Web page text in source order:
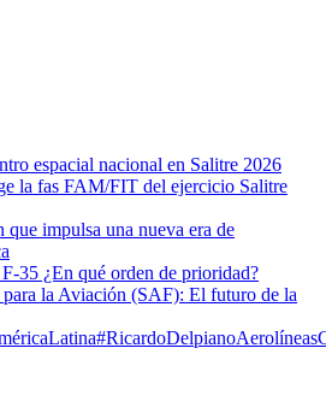
espacial nacional en Salitre 2026
la fas FAM/FIT del ejercicio Salitre
impulsa una nueva era de
35 ¿En qué orden de prioridad?
para la Aviación (SAF): El futuro de la
#RicardoDelpianoAerolíneas